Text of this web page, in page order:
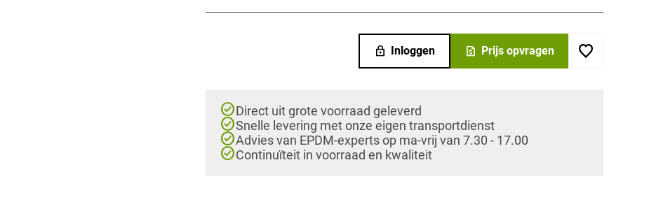
lock Inloggen request_quote Prijs opvragen
check_circleDirect uit grote voorraad geleverd
check_circleSnelle levering met onze eigen transportdienst
check_circleAdvies van EPDM-experts op ma-vrij van 7.30 - 17.00
check_circleContinuïteit in voorraad en kwaliteit